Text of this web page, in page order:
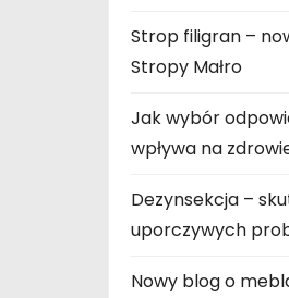
Strop filigran –
Stropy Małro
Jak wybór
wpływa na
Dezynsekcja –
uporczywych
Nowy blog o